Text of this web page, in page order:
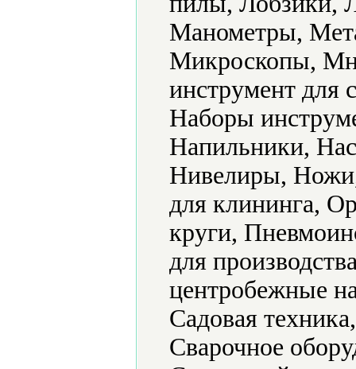
Манометры,
Микроскопы,
инструмент
Наборы
Напильники,
Нивелиры,
для клининга,
круги,
для
центробежные
Садовая
Сварочное